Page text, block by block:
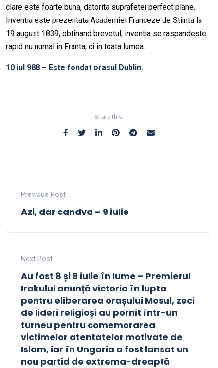
clare este foarte buna, datorita suprafetei perfect plane.
Inventia este prezentata Academiei Franceze de Stiinta la
19 august 1839, obtinand brevetul; inventia se raspandeste
rapid nu numai in Franta, ci in toata lumea.
10 iul 988 – Este fondat orasul Dublin.
Share this:
Previous Post
Azi, dar candva – 9 iulie
Next Post
Au fost 8 și 9 iulie în lume – Premierul
Irakului anunță victoria în lupta
pentru eliberarea orașului Mosul, zeci
de lideri religioși au pornit într-un
turneu pentru comemorarea
victimelor atentatelor motivate de
Islam, iar în Ungaria a fost lansat un
nou partid de extrema-dreaptă